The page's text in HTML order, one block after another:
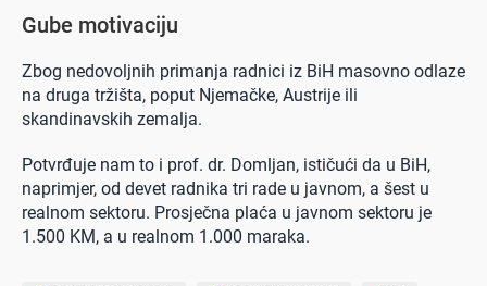
Gube motivaciju
Zbog nedovoljnih primanja radnici iz BiH masovno odlaze
na druga tržišta, poput Njemačke, Austrije ili
skandinavskih zemalja.
Potvrđuje nam to i prof. dr. Domljan, ističući da u BiH,
naprimjer, od devet radnika tri rade u javnom, a šest u
realnom sektoru. Prosječna plaća u javnom sektoru je
1.500 KM, a u realnom 1.000 maraka.